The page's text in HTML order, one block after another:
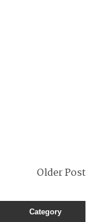
Older Post
Category